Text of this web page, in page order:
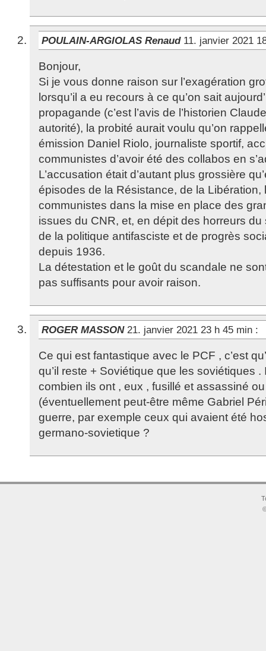
POULAIN-ARGIOLAS Renaud 11. janvier 2021
Bonjour,
Si je vous donne raison sur l’exagération
lorsqu’il a eu recours à ce qu’on sait
propagande (c’est l’avis de l’historien
autorité), la probité aurait voulu qu’on
émission Daniel Riolo, journaliste sportif,
communistes d’avoir été des collabos en
L’accusation était d’autant plus grossière
épisodes de la Résistance, de la Libération,
communistes dans la mise en place des
issues du CNR, et, en dépit des horreurs
de la politique antifasciste et de progrès
depuis 1936.
La détestation et le goût du scandale ne
pas suffisants pour avoir raison.
ROGER MASSON 21. janvier 2021 23 h 45 min :
Ce qui est fantastique avec le PCF , c’est
qu’il reste + Soviétique que les soviétiques .
combien ils ont , eux , fusillé et assassiné
(éventuellement peut-être même Gabriel
guerre, par exemple ceux qui avaient été
germano-sovietique ?